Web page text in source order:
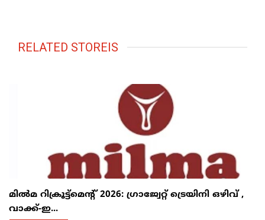
RELATED STOREIS
മിൽമ റിക്രൂട്ട്‌മെന്റ് 2026: ഗ്രാജ്വേറ്റ് ട്രെയിനി ഒഴിവ് ,
വാക്ക്-ഇ...